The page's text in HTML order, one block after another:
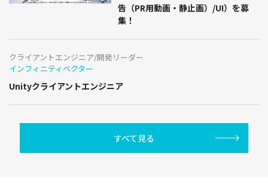
告（PR用動画・静止画）/UI）を募
集！
クライアントエンジニア/開発リーダー
インフィニティベクター
Unityクライアントエンジニア
すべて見る